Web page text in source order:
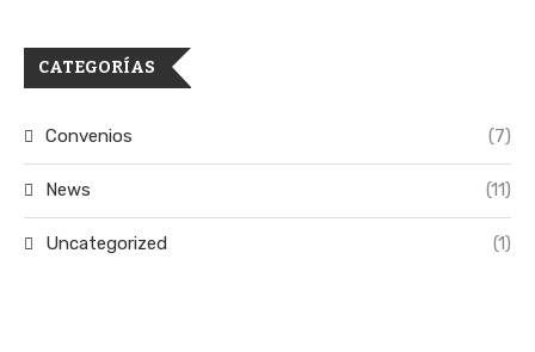
CATEGORÍAS
Convenios (7)
News (11)
Uncategorized (1)